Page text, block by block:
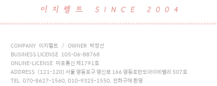
COMPANY 이지펠트 / OWNER 박정선
BUSINESS LICENSE 105-06-88768
ONLINE-LICENSE 마포통신 제1791호
ADDRESS (121-120) 서울 영등포구 영신로 166 영등포반도아이비밸리 507호
TEL 070-8627-1560, 010-9325-1550, 전화구매 환영